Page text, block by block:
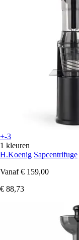
+-3
1 kleuren
H.Koenig Sapcentrifuge
Vanaf € 159,00
€ 88,73